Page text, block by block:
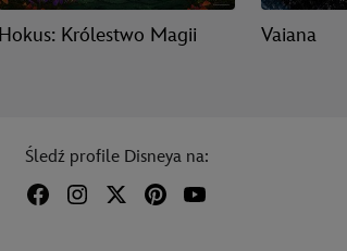
Hokus: Królestwo Magii Vaiana
Śledź profile Disneya na: